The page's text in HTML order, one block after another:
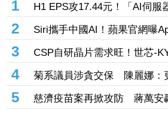
熱門新聞
1
H1 EPS攻17.44元！「AI伺
輝達GB300、Vera Rubin挹注
2
Siri攜手中國AI！蘋果官網曝
阿里「千問」 手冊上線不到
3
CSP自研晶片需求旺！世芯-
2027年底 3奈米晶片放量、2